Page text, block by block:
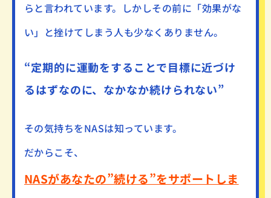
らと言われています。 しかしその前に「効果がな
い」と挫けてしまう人も少なくありません。
“定期的に運動をすることで目標に近づけ
るはずなのに、なかなか続けられない”
その気持ちをNASは知っています。
だからこそ、
NASがあなたの”続ける”をサポートしま